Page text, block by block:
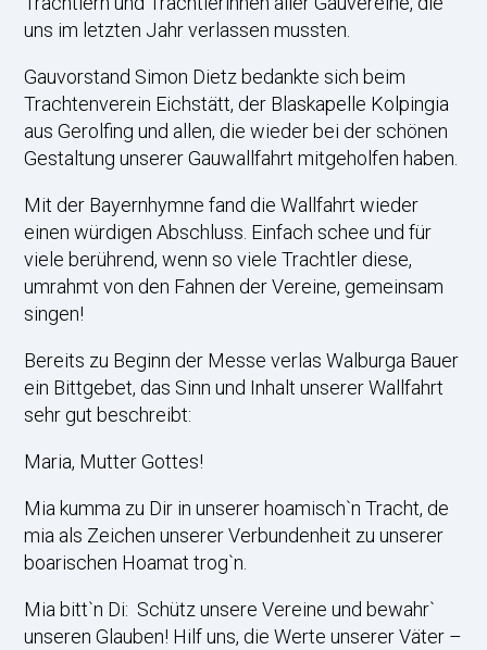
uns im letzten Jahr verlassen mussten.
Gauvorstand Simon Dietz bedankte sich beim
Trachtenverein Eichstätt, der Blaskapelle Kolpingia
aus Gerolfing und allen, die wieder bei der schönen
Gestaltung unserer Gauwallfahrt mitgeholfen haben.
Mit der Bayernhymne fand die Wallfahrt wieder
einen würdigen Abschluss. Einfach schee und für
viele berührend, wenn so viele Trachtler diese,
umrahmt von den Fahnen der Vereine, gemeinsam
singen!
Bereits zu Beginn der Messe verlas Walburga Bauer
ein Bittgebet, das Sinn und Inhalt unserer Wallfahrt
sehr gut beschreibt:
Maria, Mutter Gottes!
Mia kumma zu Dir in unserer hoamisch`n Tracht, de
mia als Zeichen unserer Verbundenheit zu unserer
boarischen Hoamat trog`n.
Mia bitt`n Di: Schütz unsere Vereine und bewahr`
unseren Glauben! Hilf uns, die Werte unserer Väter –